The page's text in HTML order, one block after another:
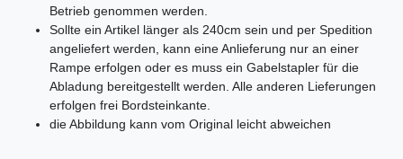
Betrieb genommen werden.
Sollte ein Artikel länger als 240cm sein und per Spedition
angeliefert werden, kann eine Anlieferung nur an einer
Rampe erfolgen oder es muss ein Gabelstapler für die
Abladung bereitgestellt werden. Alle anderen Lieferungen
erfolgen frei Bordsteinkante.
die Abbildung kann vom Original leicht abweichen